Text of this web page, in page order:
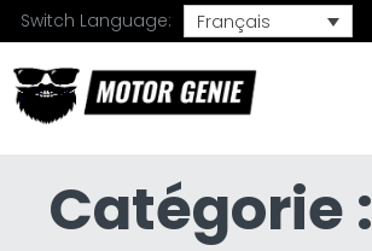
Switch Language:
Français
Catégorie :